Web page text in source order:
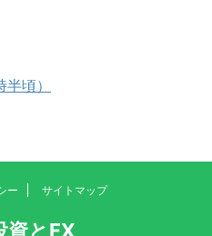
頃）
ー サイトマップ
資とFX